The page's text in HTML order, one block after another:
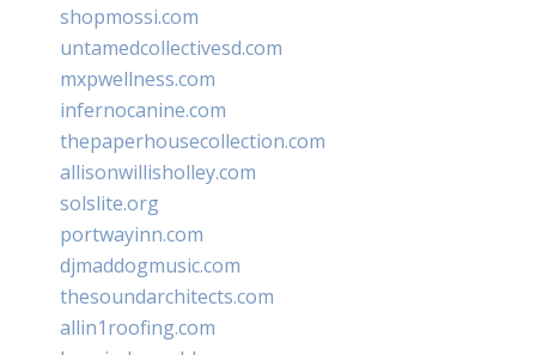
shopmossi.com
untamedcollectivesd.com
mxpwellness.com
infernocanine.com
thepaperhousecollection.com
allisonwillisholley.com
solslite.org
portwayinn.com
djmaddogmusic.com
thesoundarchitects.com
allin1roofing.com